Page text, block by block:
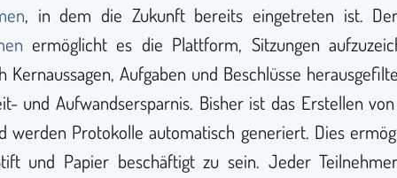
, in dem die Zukunft bereits eingetreten ist.
ermöglicht es die Plattform, Sitzungen
Aufgaben und Beschlüsse
und Aufwandsersparnis. Bisher ist das Erstellen
werden Protokolle automatisch generiert. Dies
und Papier beschäftigt zu sein. Jeder